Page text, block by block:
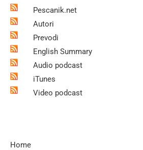
Pescanik.net
Autori
Prevodi
English Summary
Audio podcast
iTunes
Video podcast
Home